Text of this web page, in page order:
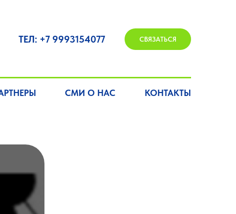
ТЕЛ: +7 9993154077 СВЯЗАТЬСЯ
СМИ О НАС КОНТАКТЫ